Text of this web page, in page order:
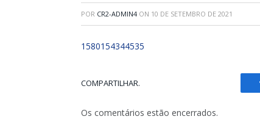
POR CR2-ADMIN4 ON 10 DE SETEMBRO DE 2021
1580154344535
COMPARTILHAR.
Os comentários estão encerrados.